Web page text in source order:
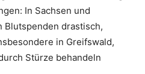
In Sachsen und
Blutspenden drastisch,
in Greifswald,
Stürze behandeln